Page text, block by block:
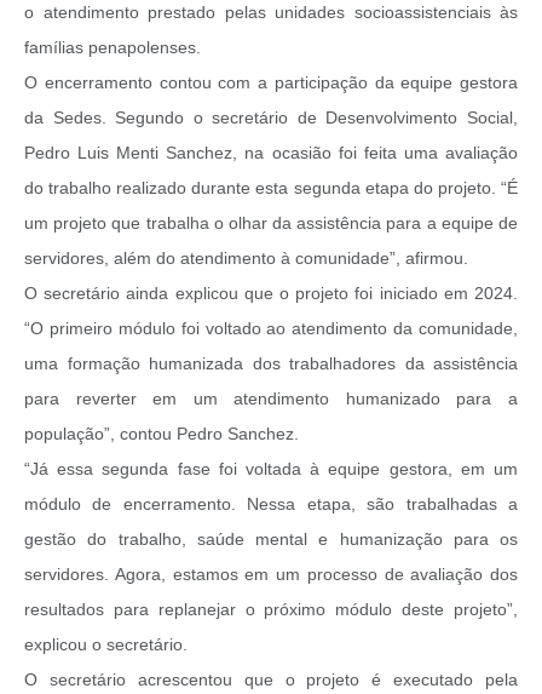
o atendimento prestado pelas unidades socioassistenciais às
famílias penapolenses.
O encerramento contou com a participação da equipe gestora
da Sedes. Segundo o secretário de Desenvolvimento Social,
Pedro Luis Menti Sanchez, na ocasião foi feita uma avaliação
do trabalho realizado durante esta segunda etapa do projeto. “É
um projeto que trabalha o olhar da assistência para a equipe de
servidores, além do atendimento à comunidade”, afirmou.
O secretário ainda explicou que o projeto foi iniciado em 2024.
“O primeiro módulo foi voltado ao atendimento da comunidade,
uma formação humanizada dos trabalhadores da assistência
para reverter em um atendimento humanizado para a
população”, contou Pedro Sanchez.
“Já essa segunda fase foi voltada à equipe gestora, em um
módulo de encerramento. Nessa etapa, são trabalhadas a
gestão do trabalho, saúde mental e humanização para os
servidores. Agora, estamos em um processo de avaliação dos
resultados para replanejar o próximo módulo deste projeto”,
explicou o secretário.
O secretário acrescentou que o projeto é executado pela